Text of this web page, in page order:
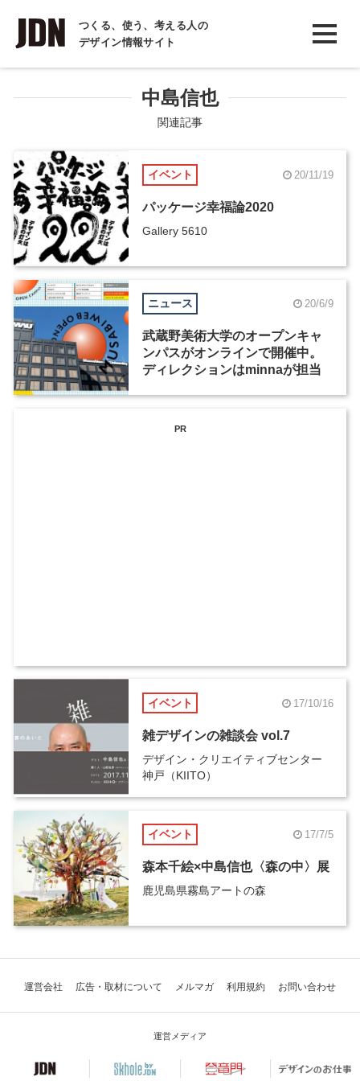
つくる、使う、考える人の
デザイン情報サイト
INTERVIEW
インタビュー
COLUMN
コラム
中島信也
関連記事
イベント 20/11/19
パッケージ幸福論2020
Gallery 5610
ニュース 20/6/9
武蔵野美術大学のオープンキャ
ンパスがオンラインで開催中。
ディレクションはminnaが担当
PR
イベント 17/10/16
雑デザインの雑談会 vol.7
デザイン・クリエイティブセンター
神戸（KIITO）
イベント 17/7/5
森本千絵×中島信也〈森の中〉展
鹿児島県霧島アートの森
運営会社 広告・取材について メルマガ 利用規約 お問い合わせ
運営メディア